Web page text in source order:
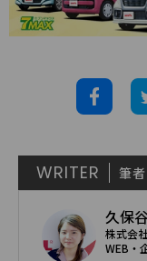
WRITER 筆者
久保
株式会
WEB・